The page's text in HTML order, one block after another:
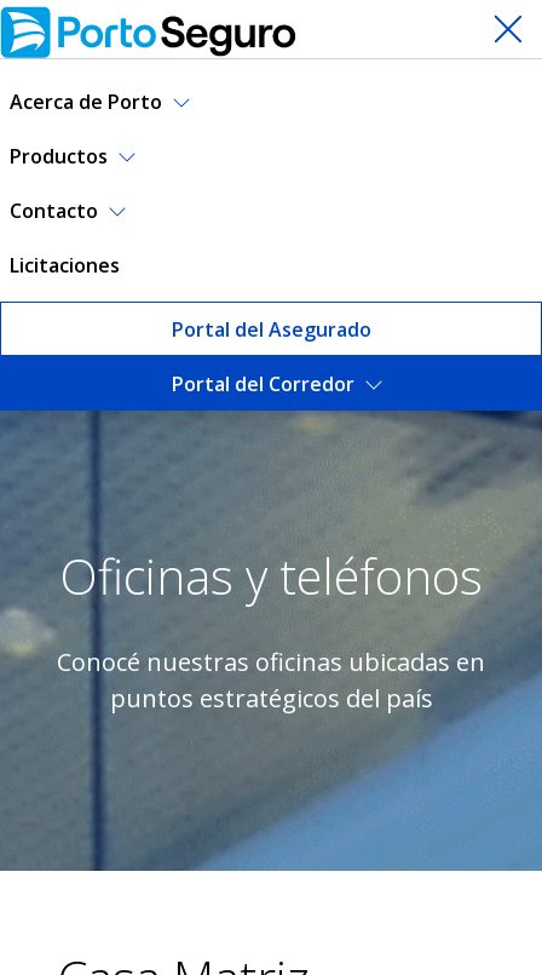
Acerca de Porto
Productos
Contacto
Licitaciones
Portal del Asegurado
Portal del Corredor
Oficinas y teléfonos | Porto
Oficinas y teléfonos
Conocé nuestras oficinas ubicadas en
puntos estratégicos del país